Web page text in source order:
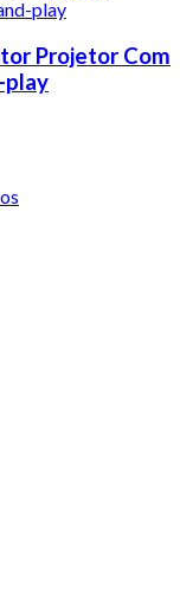
Projetor Com
play